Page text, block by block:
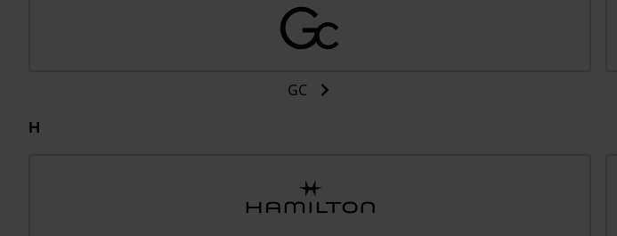
GC
H